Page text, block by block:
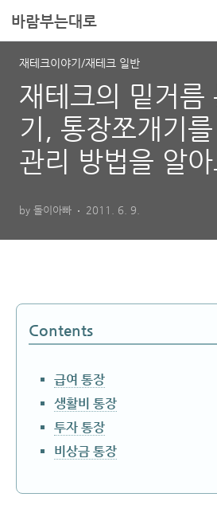
바람부는대로
재테크이야기/재테크 일반
재테크의 밑거름
기, 통장쪼개기
관리 방법을 알
by 돌이아빠 2011. 6. 9.
Contents
급여 통장
생활비 통장
투자 통장
비상금 통장